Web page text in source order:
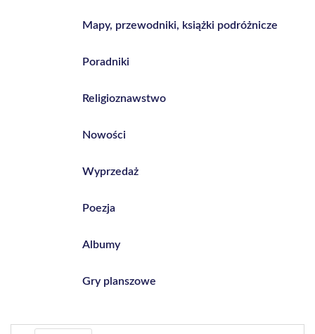
Mapy, przewodniki, książki podróżnicze
Poradniki
Religioznawstwo
Nowości
Wyprzedaż
Poezja
Albumy
Gry planszowe